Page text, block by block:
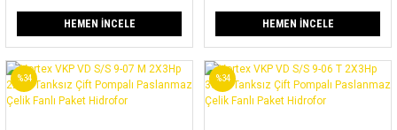
HEMEN İNCELE HEMEN İNCELE
%34 %34